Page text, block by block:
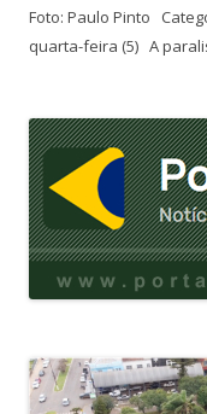
Foto: Paulo Pinto
quarta-feira (5) A